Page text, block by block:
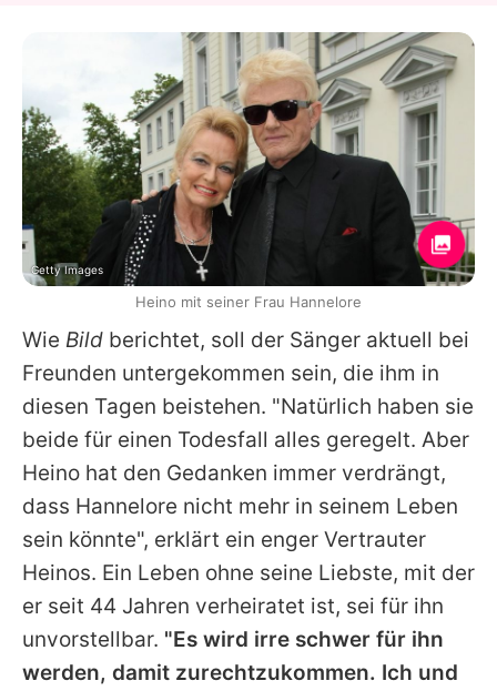
Wie Bild berichtet, soll der Sänger aktuell bei
Freunden untergekommen sein, die ihm in
diesen Tagen beistehen. "Natürlich haben sie
beide für einen Todesfall alles geregelt. Aber
Heino hat den Gedanken immer verdrängt,
dass Hannelore nicht mehr in seinem Leben
sein könnte", erklärt ein enger Vertrauter
Heinos. Ein Leben ohne seine Liebste, mit der
er seit 44 Jahren verheiratet ist, sei für ihn
unvorstellbar. "Es wird irre schwer für ihn
werden, damit zurechtzukommen. Ich und
Getty Images
Heino mit seiner Frau Hannelore